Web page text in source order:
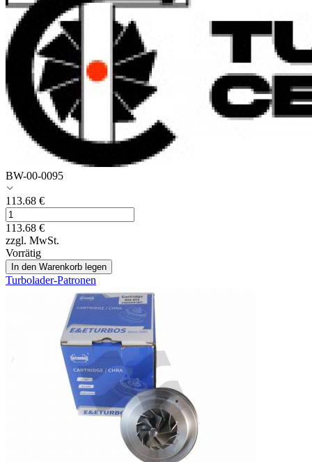
BW-00-0095
113.68 €
113.68 €
zzgl. MwSt.
Vorrätig
In den Warenkorb legen
Turbolader-Patronen